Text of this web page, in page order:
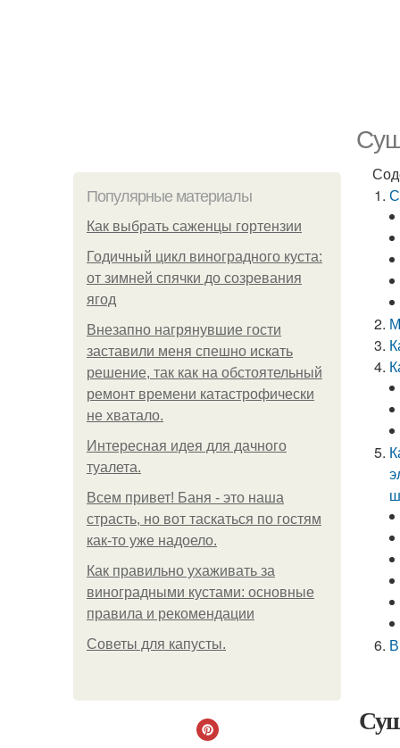
Популярные материалы
Как выбрать саженцы гортензии
Годичный цикл виноградного куста:
от зимней спячки до созревания
ягод
Внезапно нагрянувшие гости
заставили меня спешно искать
решение, так как на обстоятельный
ремонт времени катастрофически
не хватало.
Интересная идея для дачного
туалета.
Всем привет! Баня - это наша
страсть, но вот таскаться по гостям
как-то уже надоело.
Как правильно ухаживать за
виноградными кустами: основные
правила и рекомендации
Советы для капусты.